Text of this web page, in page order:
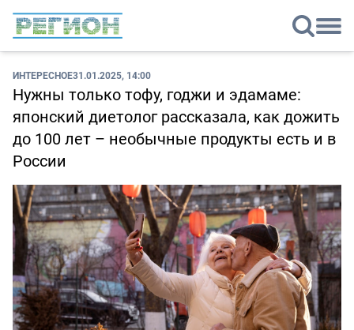
ИНТЕРЕСНОЕ31.01.2025, 14:00
Нужны только тофу, годжи и эдамаме:
японский диетолог рассказала, как дожить
до 100 лет – необычные продукты есть и в
России